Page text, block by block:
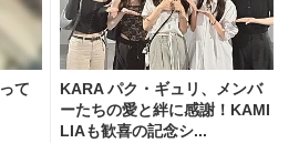
て
KARA パク・ギュリ、メンバ
ーたちの愛と絆に感謝！KAMI
LIAも歓喜の記念シ...